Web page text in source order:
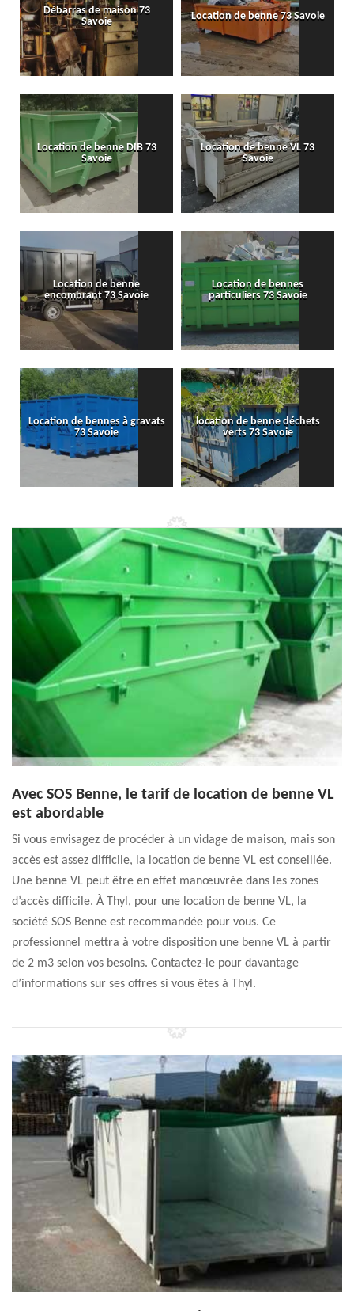
Débarras de maison 73
Savoie
Location de benne 73 Savoie
Location de benne DIB 73
Savoie
Location de benne VL 73
Savoie
Location de benne
encombrant 73 Savoie
Location de bennes
particuliers 73 Savoie
Location de bennes à gravats
73 Savoie
location de benne déchets
verts 73 Savoie
Avec SOS Benne, le tarif de location de benne VL
est abordable
Si vous envisagez de procéder à un vidage de maison, mais son
accès est assez difficile, la location de benne VL est conseillée.
Une benne VL peut être en effet manœuvrée dans les zones
d’accès difficile. À Thyl, pour une location de benne VL, la
société SOS Benne est recommandée pour vous. Ce
professionnel mettra à votre disposition une benne VL à partir
de 2 m3 selon vos besoins. Contactez-le pour davantage
d’informations sur ses offres si vous êtes à Thyl.